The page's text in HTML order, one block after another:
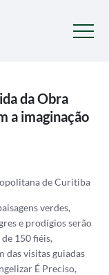
da Obra
a imaginação
de Curitiba
verdes,
e prodígios serão
150 fiéis,
das visitas guiadas
É Preciso,